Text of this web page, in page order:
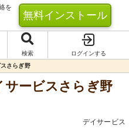
を
無料インストール
検索
ログインする
さらぎ野
サービスさらぎ野
デイサービス